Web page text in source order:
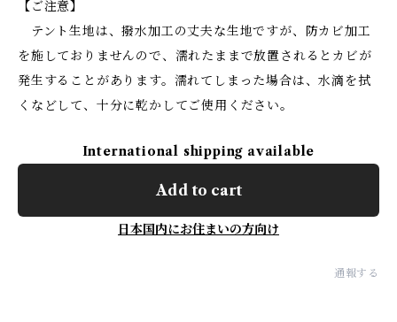
【ご注意】
テント生地は、撥水加工の丈夫な生地ですが、防カビ加工
を施しておりませんので、濡れたままで放置されるとカビが
発生することがあります。濡れてしまった場合は、水滴を拭
くなどして、十分に乾かしてご使用ください。
International shipping available
Add to cart
日本国内にお住まいの方向け
通報する